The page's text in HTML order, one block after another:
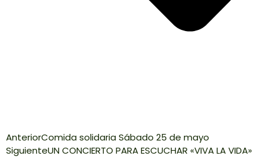
AnteriorComida solidaria Sábado 25 de mayo
SiguienteUN CONCIERTO PARA ESCUCHAR «VIVA LA VIDA»